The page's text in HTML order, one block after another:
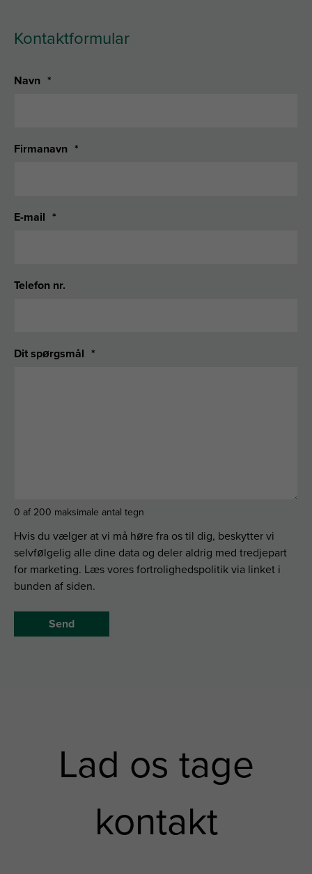
Kontaktformular
Navn *
Firmanavn *
E-mail *
Telefon nr.
Dit spørgsmål *
0 af 200 maksimale antal tegn
Hvis du vælger at vi må høre fra os til dig, beskytter vi
selvfølgelig alle dine data og deler aldrig med tredjepart
for marketing. Læs vores fortrolighedspolitik via linket i
bunden af siden.
Lad os tage
kontakt